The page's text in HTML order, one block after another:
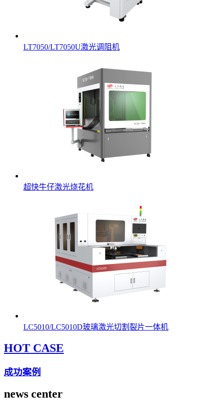
LT7050/LT7050U激光调阻机
超快牛仔激光烧花机
LC5010/LC5010D玻璃激光切割裂片一体机
HOT CASE
成功案例
news center